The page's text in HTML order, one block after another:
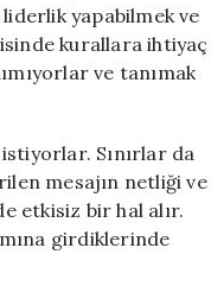
yapabilmek ve
kurallara ihtiyaç
ve tanımak
Sınırlar da
mesajın netliği ve
etkisiz bir hal alır.
girdiklerinde